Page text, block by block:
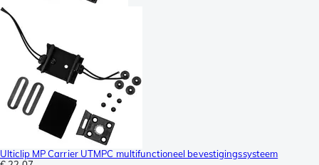
Ulticlip MP Carrier UTMPC multifunctioneel bevestigingssysteem